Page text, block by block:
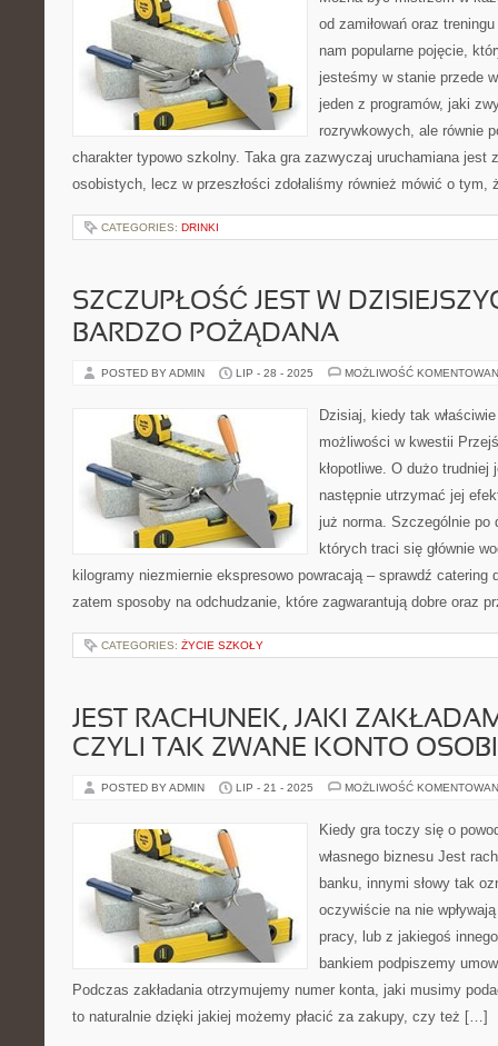
od zamiłowań oraz
nam popularne pojęcie,
jesteśmy w stanie przede
jeden z programów, jaki
rozrywkowych, ale równie
charakter typowo szkolny. Taka gra zazwyczaj uruchamiana jest
osobistych, lecz w przeszłości zdołaliśmy również mówić o
CATEGORIES: DRINKI
SZCZUPŁOŚĆ JEST W
BARDZO POŻĄDANA
POSTED BY ADMIN LIP - 28 - 2025 MOŻLIWOŚĆ
Dzisiaj, kiedy tak
możliwości w kwestii
kłopotliwe. O dużo
następnie utrzymać jej
już norma. Szczególnie po
których traci się głównie
kilogramy niezmiernie ekspresowo powracają – sprawdź
zatem sposoby na odchudzanie, które zagwarantują dobre oraz
CATEGORIES: ŻYCIE SZKOŁY
JEST RACHUNEK, JAKI
CZYLI TAK ZWANE KONTO
POSTED BY ADMIN LIP - 21 - 2025 MOŻLIWOŚĆ
Kiedy gra toczy się o
własnego biznesu Jest
banku, innymi słowy tak
oczywiście na nie
pracy, lub z jakiegoś
bankiem podpiszemy
Podczas zakładania otrzymujemy numer konta, jaki musimy
to naturalnie dzięki jakiej możemy płacić za zakupy, czy też […]